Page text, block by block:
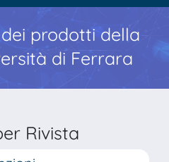
prodotti della
di Ferrara
Rivista